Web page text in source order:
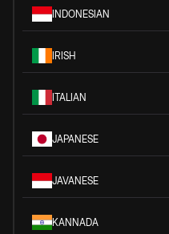
INDONESIAN
IRISH
ITALIAN
JAPANESE
JAVANESE
KANNADA